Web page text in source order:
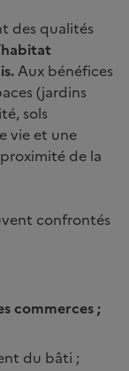
des qualités
Aux bénéfices
(jardins
sols
vie et une
de la
confrontés
commerces ;
du bâti ;